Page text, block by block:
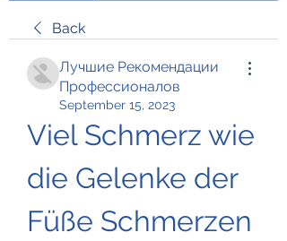
Back
Лучшие Рекомендации
Профессионалов
September 15, 2023
Viel Schmerz wie
die Gelenke der
Füße Schmerzen